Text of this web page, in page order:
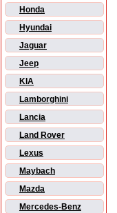
Honda
Hyundai
Jaguar
Jeep
KIA
Lamborghini
Lancia
Land Rover
Lexus
Maybach
Mazda
Mercedes-Benz